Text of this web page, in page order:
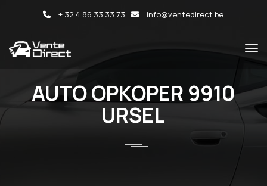
+ 32 4 86 33 33 73 info@ventedirect.be
AUTO OPKOPER 9910
URSEL